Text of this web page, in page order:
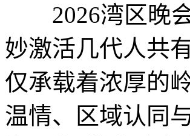
2026湾区晚会
妙激活几代人共
仅承载着浓厚的
温情、区域认同